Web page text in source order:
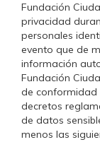
Fundación
privacidad
personales
evento que de
información
Fundación
de conformidad
decretos
de datos
menos las